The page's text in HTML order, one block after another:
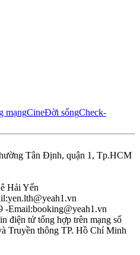
mạngCineĐời sốngCheck-
Tân Định, quận 1, Tp.HCM
Hải Yến
yen.lth@yeah1.vn
-Email:booking@yeah1.vn
điện tử tổng hợp trên mạng số
Truyền thông TP. Hồ Chí Minh